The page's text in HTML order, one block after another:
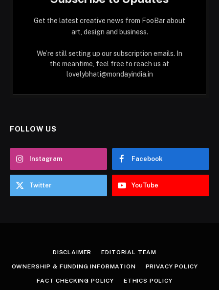
Get the latest creative news from FooBar about
art, design and business.
We’re still setting up our subscription emails. In
the meantime, feel free to reach us at
lovelybhati@mondayindia.in
FOLLOW US
Instagram Facebook
Twitter YouTube
DISCLAIMER EDITORIAL TEAM
OWNERSHIP & FUNDING INFORMATION PRIVACY POLICY
FACT CHECKING POLICY ETHICS POLICY